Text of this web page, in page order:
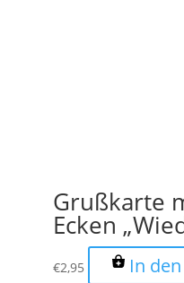
Grußkarte
Ecken
€2,95 In